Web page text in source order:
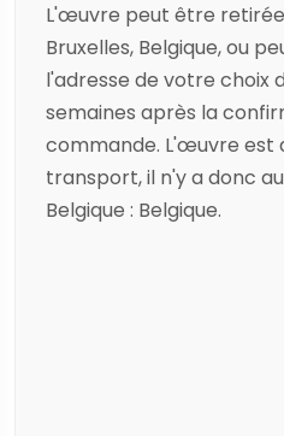
L'œuvre peut être
Bruxelles, Belgique, ou
l'adresse de votre choix
semaines après la
commande. L'œuvre est
transport, il n'y a donc
Belgique : Belgique.